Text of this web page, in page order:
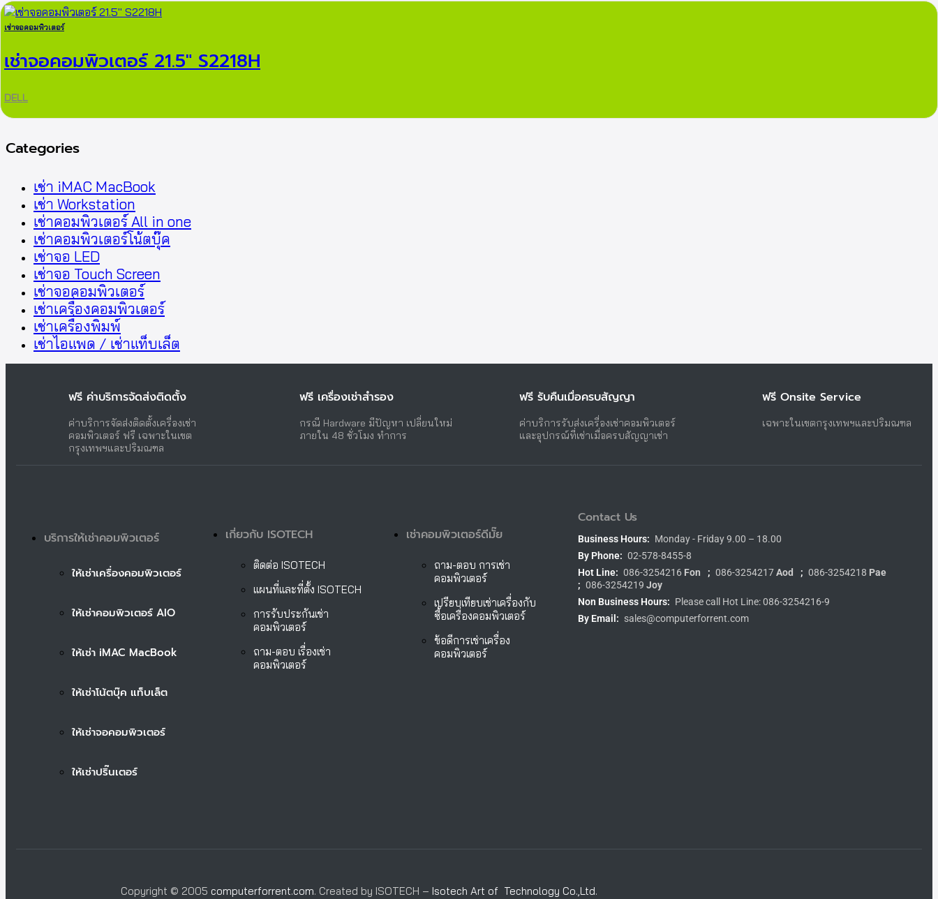
เช่าจอคอมพิวเตอร์
เช่าจอคอมพิวเตอร์ 21.5″ S2218H
DELL
Categories
เช่า iMAC MacBook
เช่า Workstation
เช่าคอมพิวเตอร์ All in one
เช่าคอมพิวเตอร์โน้ตบุ๊ค
เช่าจอ LED
เช่าจอ Touch Screen
เช่าจอคอมพิวเตอร์
เช่าเครื่องคอมพิวเตอร์
เช่าเครื่องพิมพ์
เช่าไอแพด / เช่าแท็บเล็ต
ฟรี ค่าบริการจัดส่งติดตั้ง
ค่าบริการจัดส่งติดตั้งเครื่องเช่า
คอมพิวเตอร์ ฟรี เฉพาะในเขต
กรุงเทพฯและปริมณฑล
ฟรี เครื่องเช่าสำรอง
กรณี Hardware มีปัญหา เปลี่ยนใหม่
ภายใน 48 ชั่วโมง ทำการ
ฟรี รับคืนเมื่อครบสัญญา
ค่าบริการรับส่งเครื่องเช่าคอมพิวเตอร์
และอุปกรณ์ที่เช่าเมื่อครบสัญญาเช่า
ฟรี Onsite Service
เฉพาะในเขตกรุงเทพฯและปริมณฑล
บริการให้เช่าคอมพิวเตอร์
ให้เช่าเครื่องคอมพิวเตอร์
ให้เช่าคอมพิวเตอร์ AIO
ให้เช่า iMAC MacBook
ให้เช่าโน้ตบุ๊ค แท็บเล็ต
ให้เช่าจอคอมพิวเตอร์
ให้เช่าปริ๊นเตอร์
เกี่ยวกับ ISOTECH
ติดต่อ ISOTECH
แผนที่และที่ตั้ง ISOTECH
การรับประกันเช่า
คอมพิวเตอร์
ถาม-ตอบ เรื่องเช่า
คอมพิวเตอร์
เช่าคอมพิวเตอร์ดีมั๊ย
ถาม-ตอบ การเช่า
คอมพิวเตอร์
เปรียบเทียบเช่าเครื่องกับ
ซื้อเครื่องคอมพิวเตอร์
ข้อดีการเช่าเครื่อง
คอมพิวเตอร์
Contact Us
Business Hours: Monday - Friday 9.00 – 18.00
By Phone: 02-578-8455-8
Hot Line: 086-3254216 Fon ; 086-3254217Aod ; 086-3254218 Pae
; 086-3254219 Joy
Non Business Hours: Please call Hot Line: 086-3254216-9
By Email: sales@computerforrent.com
Copyright © 2005 computerforrent.com. Created by ISOTECH – Isotech Art of Technology Co.,Ltd.